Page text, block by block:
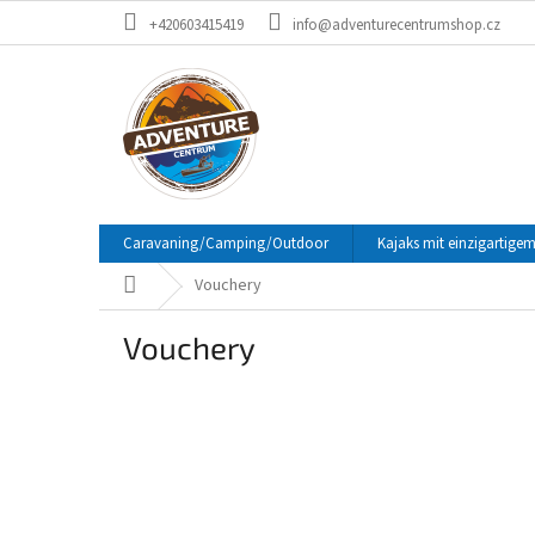
+420603415419 info@adventurecentrumshop.cz
Caravaning/Camping/Outdoor Kajaks mit
StartseiteVouchery
Vouchery